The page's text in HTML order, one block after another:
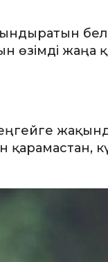
өзімді